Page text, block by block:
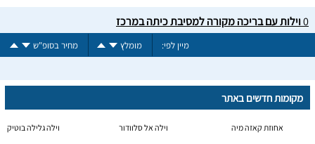
0וילות עם בריכה מקורה למסיבת כיתה במרכז
מיין לפי: מומלץ מחיר בסופ"ש
מקומות חדשים באתר
אחוזת קאזה מיה וילה אל סלוודור וילה גלילה בוטיק